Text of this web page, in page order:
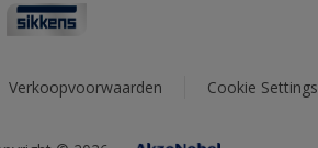
Verkoopvoorwaarden Cookie Settings